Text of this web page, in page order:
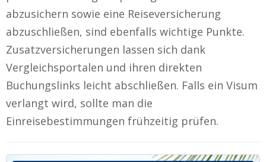
abzusichern sowie eine Reiseversicherung
abzuschließen, sind ebenfalls wichtige Punkte.
Zusatzversicherungen lassen sich dank
Vergleichsportalen und ihren direkten
Buchungslinks leicht abschließen. Falls ein Visum
verlangt wird, sollte man die
Einreisebestimmungen frühzeitig prüfen.